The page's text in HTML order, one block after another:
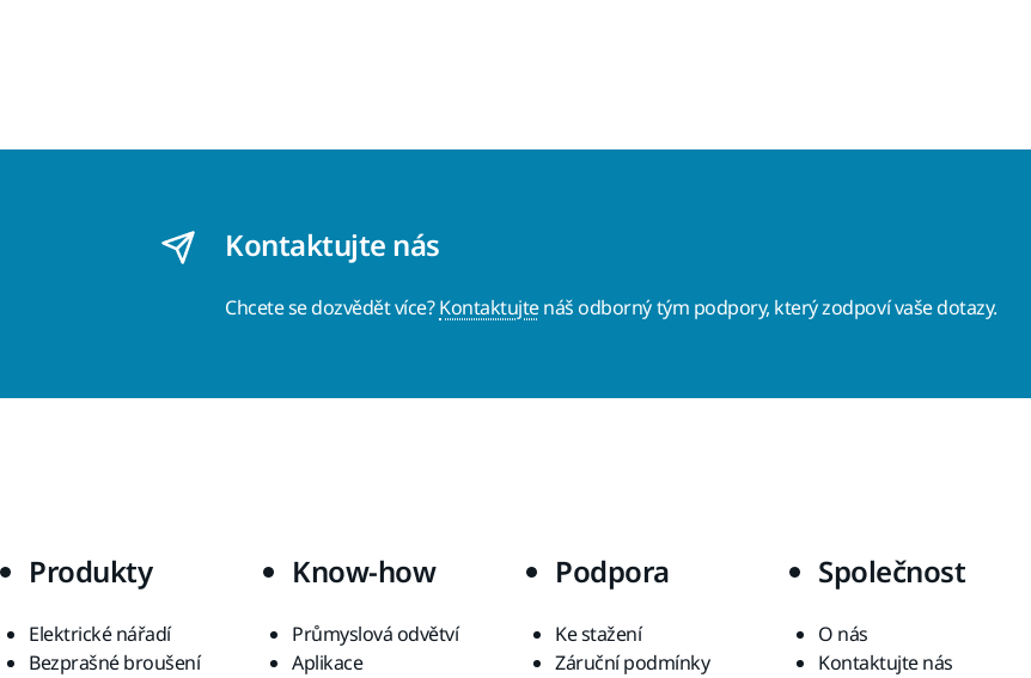
Kontaktujte nás
Chcete se dozvědět více?Kontaktujtenáš odborný tým podpory, který zodpoví vaše dotazy.
Produkty
Elektrické nářadí
Bezprašné broušení
Know-how
Průmyslová odvětví
Aplikace
Podpora
Ke stažení
Záruční podmínky
Společnost
O nás
Kontaktujte nás